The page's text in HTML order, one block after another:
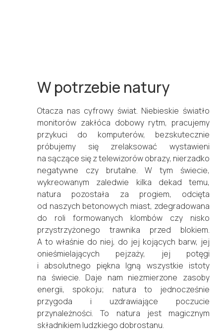
W potrzebie natury
Otacza nas cyfrowy świat. Niebieskie światło
monitorów zakłóca dobowy rytm, pracujemy
przykuci do komputerów, bezskutecznie
próbujemy się zrelaksować wystawieni
na sączące się z telewizorów obrazy, nierzadko
negatywne czy brutalne. W tym świecie,
wykreowanym zaledwie kilka dekad temu,
natura pozostała za progiem, odcięta
od naszych betonowych miast, zdegradowana
do roli formowanych klombów czy nisko
przystrzyżonego trawnika przed blokiem.
A to właśnie do niej, do jej kojących barw, jej
onieśmielających pejzaży, jej potęgi
i absolutnego piękna lgną wszystkie istoty
na świecie. Daje nam niezmierzone zasoby
energii, spokoju; natura to jednocześnie
przygoda i uzdrawiające poczucie
przynależności. To natura jest magicznym
składnikiem ludzkiego dobrostanu.